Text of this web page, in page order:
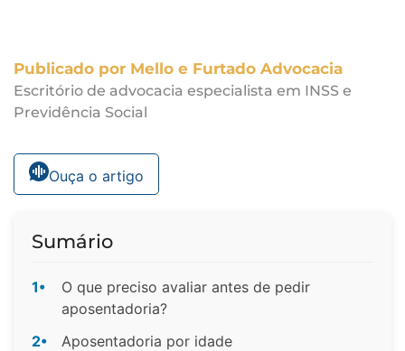
Publicado por Mello e Furtado Advocacia
Escritório de advocacia especialista em INSS e
Previdência Social
Ouça o artigo
Sumário
1•
O que preciso avaliar antes de pedir
aposentadoria?
2•
Aposentadoria por idade